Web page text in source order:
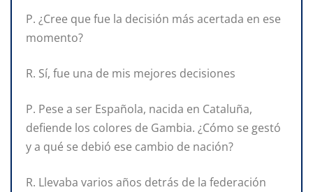
P. ¿Cree que fue la decisión más acertada en ese
momento?
R. Sí, fue una de mis mejores decisiones
P. Pese a ser Española, nacida en Cataluña,
defiende los colores de Gambia. ¿Cómo se gestó
y a qué se debió ese cambio de nación?
R. Llevaba varios años detrás de la federación